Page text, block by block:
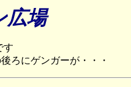
広場
す
ろにゲンガーが・・・